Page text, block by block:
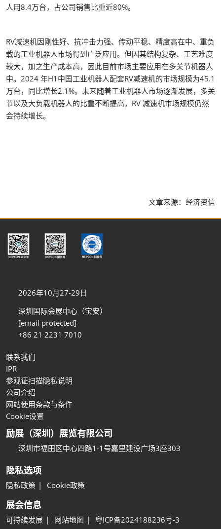
人用8.4万台，占公司销售比重近80%。
RV减速机因刚性好、抗冲击力强、传动平稳、精度高在中、重负
载的工业机器人市场得到广泛应用。但因其结构复杂、工艺难度
较大，加之生产成本高，因此目前市场主要应用在多关节机器人
中。2024 年H1中国工业机器人配套RV减速机的市场规模为45.1
万台，同比增长2.1%。未来随着工业机器人市场逐渐发展，多关
节以及大负载机器人的比重不断提高，RV 减速机市场规模仍然
会持续增长。
文章来源：经济资信
2026年10月27-29日
深圳国际会展中心（宝安）
[email protected]
+86 21 2231 7010
联系我们
IPR
参观证扫描隐私说明
公司介绍
网站使用条款与条件
Cookie设置
励展（深圳）展览有限公司
深圳市福田区中心四路1-1号嘉里建设广场3座303
隐私选项
隐私政策 Cookie政策
展会信息
可持续发展 网站地图 粤ICP备2024188236号-3